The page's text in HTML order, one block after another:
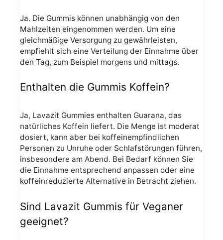
Ja. Die Gummis können unabhängig von den
Mahlzeiten eingenommen werden. Um eine
gleichmäßige Versorgung zu gewährleisten,
empfiehlt sich eine Verteilung der Einnahme über
den Tag, zum Beispiel morgens und mittags.
Enthalten die Gummis Koffein?
Ja, Lavazit Gummies enthalten Guarana, das
natürliches Koffein liefert. Die Menge ist moderat
dosiert, kann aber bei koffeinempfindlichen
Personen zu Unruhe oder Schlafstörungen führen,
insbesondere am Abend. Bei Bedarf können Sie
die Einnahme entsprechend anpassen oder eine
koffeinreduzierte Alternative in Betracht ziehen.
Sind Lavazit Gummis für Veganer
geeignet?